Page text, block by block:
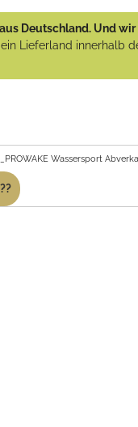
Deutschland. Und
Lieferland innerhalb
__PROWAKE Wassersport